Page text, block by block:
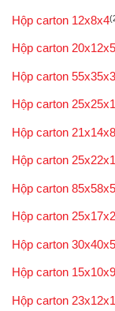
Hộp carton 12x8x4
Hộp carton 20x12x5
Hộp carton
Hộp carton
Hộp carton 21x14x8
Hộp carton
Hộp carton
Hộp carton
Hộp carton 30x40x5
Hộp carton 15x10x9
Hộp carton